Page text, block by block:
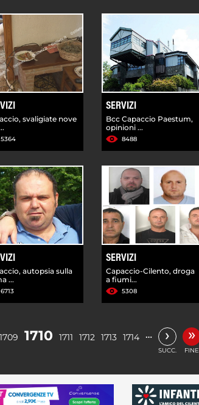
svaligiate nove
5364
SERVIZI
Bcc Capaccio Paestum,
opinioni ...
8488
autopsia sulla
...
6713
SERVIZI
Capaccio-Cilento, droga
a fiumi...
5308
1709 1710 1711 1712 1713 1714 … ›
SUCC.
»
FINE